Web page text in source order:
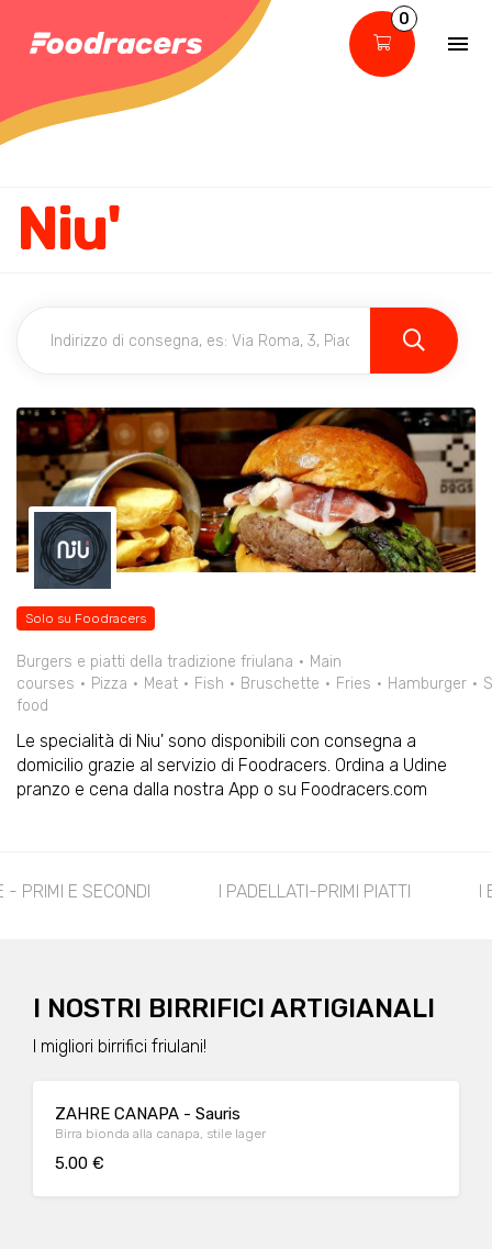
0
Niu'
Solo su Foodracers
Burgers e piatti della tradizione friulana
Main
courses
Pizza Meat Fish Bruschette Fries Hamburger
food
Le specialità di Niu' sono disponibili con consegna a
domicilio grazie al servizio di Foodracers. Ordina a Udine
pranzo e cena dalla nostra App o su Foodracers.com
PRIMI PIATTI I BURGER LE CARNI
I NOSTRI BIRRIFICI ARTIGIANALI
I migliori birrifici friulani!
ZAHRE CANAPA - Sauris
Birra bionda alla canapa, stile lager
5.00 €